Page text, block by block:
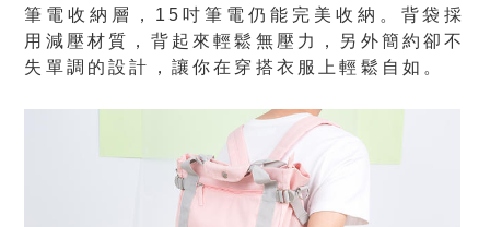
筆電收納層，15吋筆電仍能完美收納。背袋採
用減壓材質，背起來輕鬆無壓力，另外簡約卻不
失單調的設計，讓你在穿搭衣服上輕鬆自如。